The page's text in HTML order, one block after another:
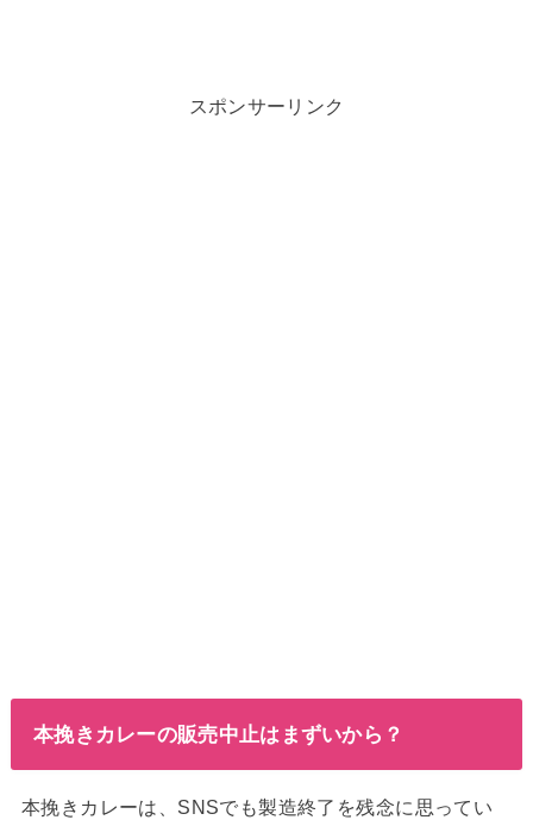
スポンサーリンク
本挽きカレーの販売中止はまずいから？
本挽きカレーは、SNSでも製造終了を残念に思ってい